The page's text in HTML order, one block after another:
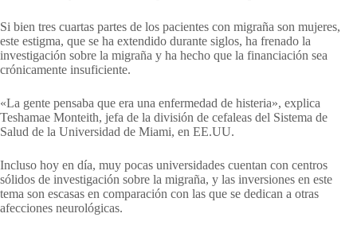
Si bien tres cuartas partes de los pacientes con migraña son mujeres,
este estigma, que se ha extendido durante siglos, ha frenado la
investigación sobre la migraña y ha hecho que la financiación sea
crónicamente insuficiente.
«La gente pensaba que era una enfermedad de histeria», explica
Teshamae Monteith, jefa de la división de cefaleas del Sistema de
Salud de la Universidad de Miami, en EE.UU.
Incluso hoy en día, muy pocas universidades cuentan con centros
sólidos de investigación sobre la migraña, y las inversiones en este
tema son escasas en comparación con las que se dedican a otras
afecciones neurológicas.